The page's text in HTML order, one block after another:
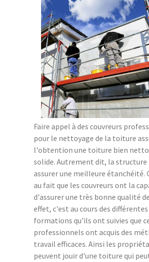
Faire appel à des couvreurs
pour le nettoyage de la toiture
l'obtention une toiture bien
solide. Autrement dit, la structure
assurer une meilleure étanchéité.
au fait que les couvreurs ont la
d'assurer une très bonne qualité
effet, c'est au cours des différentes
formations qu'ils ont suivies que
professionnels ont acquis des
travail efficaces. Ainsi les
peuvent jouir d'une toiture qui